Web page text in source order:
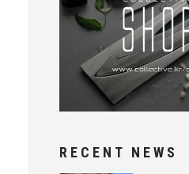
RECENT NEWS